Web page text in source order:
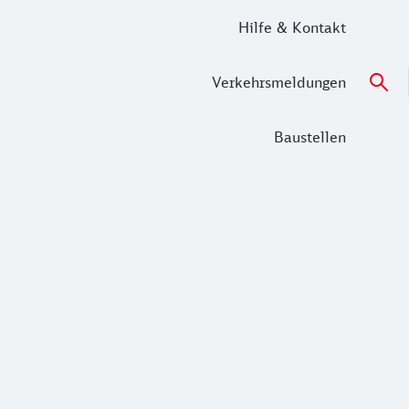
Hilfe & Kontakt
Verkehrsmeldungen
Baustellen